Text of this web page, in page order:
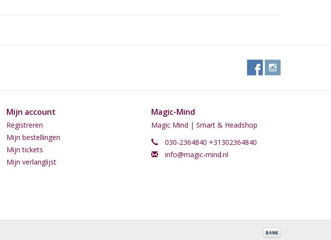
Mijn account
Registreren
Mijn bestellingen
Mijn tickets
Mijn verlanglijst
Magic-Mind
Magic Mind | Smart & Headshop
030-2364840 +31302364840
info@magic-mind.nl